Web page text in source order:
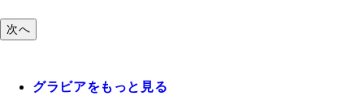
次へ
グラビアをもっと見る